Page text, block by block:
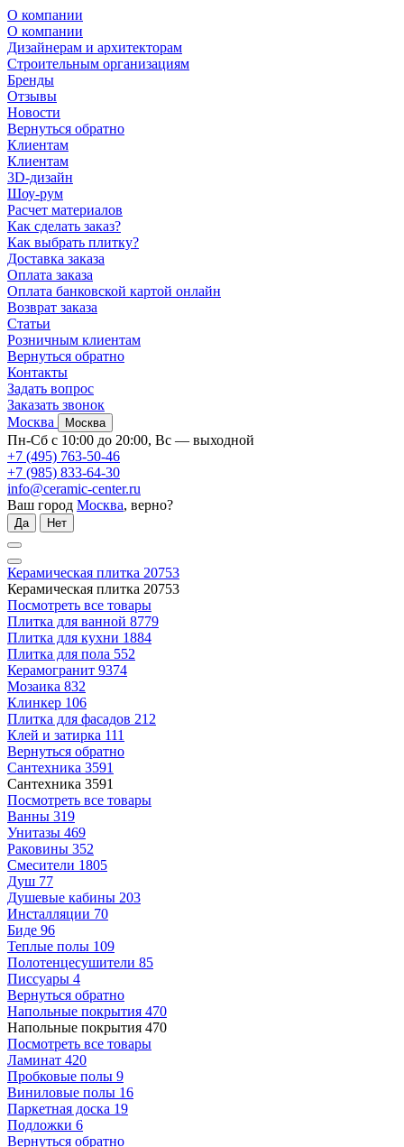
О компании
О компании
Дизайнерам и архитекторам
Строительным организациям
Бренды
Отзывы
Новости
Вернуться обратно
Клиентам
Клиентам
3D-дизайн
Шоу-рум
Расчет материалов
Как сделать заказ?
Как выбрать плитку?
Доставка заказа
Оплата заказа
Оплата банковской картой онлайн
Возврат заказа
Статьи
Розничным клиентам
Вернуться обратно
Контакты
Задать вопрос
Заказать звонок
Москва
Москва
Пн-Сб с 10:00 до 20:00, Вс — выходной
+7 (495) 763-50-46
+7 (985) 833-64-30
info@ceramic-center.ru
Ваш город Москва, верно?
Да Нет
Керамическая плитка 20753
Керамическая плитка 20753
Посмотреть все товары
Плитка для ванной 8779
Плитка для кухни 1884
Плитка для пола 552
Керамогранит 9374
Мозаика 832
Клинкер 106
Плитка для фасадов 212
Клей и затирка 111
Вернуться обратно
Сантехника 3591
Сантехника 3591
Посмотреть все товары
Ванны 319
Унитазы 469
Раковины 352
Смесители 1805
Душ 77
Душевые кабины 203
Инсталляции 70
Биде 96
Теплые полы 109
Полотенцесушители 85
Писсуары 4
Вернуться обратно
Напольные покрытия 470
Напольные покрытия 470
Посмотреть все товары
Ламинат 420
Пробковые полы 9
Виниловые полы 16
Паркетная доска 19
Подложки 6
Вернуться обратно